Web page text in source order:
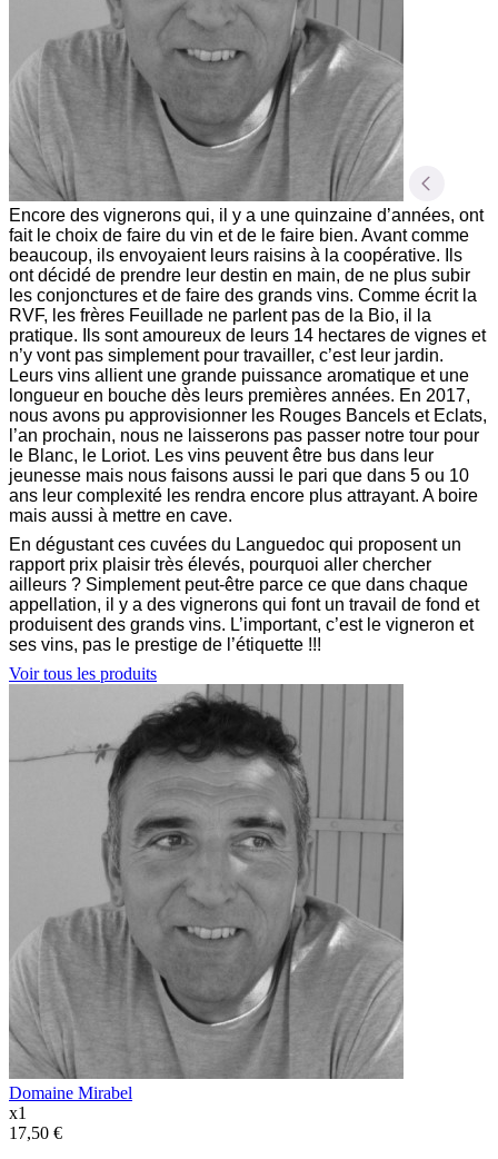
Encore des vignerons qui, il y a une quinzaine d’années, ont
fait le choix de faire du vin et de le faire bien. Avant comme
beaucoup, ils envoyaient leurs raisins à la coopérative. Ils
ont décidé de prendre leur destin en main, de ne plus subir
les conjonctures et de faire des grands vins. Comme écrit la
RVF, les frères Feuillade ne parlent pas de la Bio, il la
pratique. Ils sont amoureux de leurs 14 hectares de vignes et
n’y vont pas simplement pour travailler, c’est leur jardin.
Leurs vins allient une grande puissance aromatique et une
longueur en bouche dès leurs premières années. En 2017,
nous avons pu approvisionner les Rouges Bancels et Eclats,
l’an prochain, nous ne laisserons pas passer notre tour pour
le Blanc, le Loriot. Les vins peuvent être bus dans leur
jeunesse mais nous faisons aussi le pari que dans 5 ou 10
ans leur complexité les rendra encore plus attrayant. A boire
mais aussi à mettre en cave.
En dégustant ces cuvées du Languedoc qui proposent un
rapport prix plaisir très élevés, pourquoi aller chercher
ailleurs ? Simplement peut-être parce ce que dans chaque
appellation, il y a des vignerons qui font un travail de fond et
produisent des grands vins. L’important, c’est le vigneron et
ses vins, pas le prestige de l’étiquette !!!
Voir tous les produits
Domaine Mirabel
x1
17,50 €